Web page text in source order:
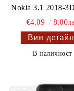
Nokia 3.1 2018-
€4.09
Виж
В наличност